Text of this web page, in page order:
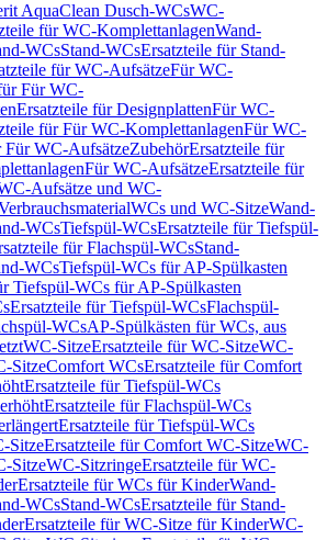
AquaClean Dusch-WCsWC-
für WC-KomplettanlagenWand-
WCsStand-WCsErsatzteile für Stand-
für WC-AufsätzeFür WC-
Für WC-
Ersatzteile für DesignplattenFür WC-
für Für WC-KomplettanlagenFür WC-
Für WC-AufsätzeZubehörErsatzteile für
Für WC-AufsätzeErsatzteile für
Aufsätze und WC-
WCs und WC-SitzeWand-
WCsTiefspül-WCsErsatzteile für Tiefspül-
für Flachspül-WCsStand-
WCsTiefspül-WCs für AP-Spülkasten
Tiefspül-WCs für AP-Spülkasten
Ersatzteile für Tiefspül-WCsFlachspül-
WCsAP-Spülkästen für WCs, aus
WC-SitzeErsatzteile für WC-SitzeWC-
SitzeComfort WCsErsatzteile für Comfort
Ersatzteile für Tiefspül-WCs
Ersatzteile für Flachspül-WCs
Ersatzteile für Tiefspül-WCs
SitzeErsatzteile für Comfort WC-SitzeWC-
SitzeWC-SitzringeErsatzteile für WC-
Ersatzteile für WCs für KinderWand-
WCsStand-WCsErsatzteile für Stand-
Ersatzteile für WC-Sitze für KinderWC-